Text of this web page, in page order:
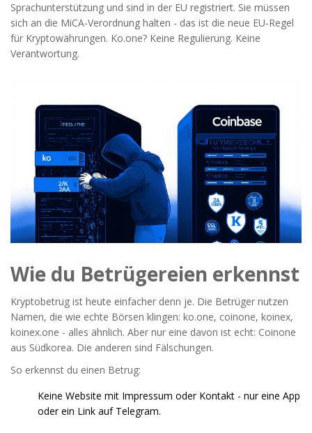
Sprachunterstützung und sind in der EU registriert. Sie müssen
sich an die MiCA-Verordnung halten - das ist die neue EU-Regel
für Kryptowährungen. Ko.one? Keine Regulierung. Keine
Verantwortung.
Wie du Betrügereien erkennst
Kryptobetrug ist heute einfacher denn je. Die Betrüger nutzen
Namen, die wie echte Börsen klingen: ko.one, coinone, koinex,
koinex.one - alles ähnlich. Aber nur eine davon ist echt: Coinone
aus Südkorea. Die anderen sind Fälschungen.
So erkennst du einen Betrug:
Keine Website mit Impressum oder Kontakt - nur eine App
oder ein Link auf Telegram.